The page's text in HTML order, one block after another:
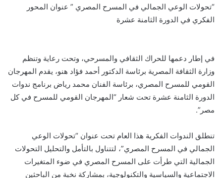
“تحولات الوعي الجمالي في المسرح المصري ” عنوان المحور
الفكري في الدورة الثامنة عشرة
في إطار دعمها للحراك الثقافي والمسرحي، وتحت رعاية وتنظم
وزارة الثقافة المصرية برئاسة الدكتور أحمد فؤاد هنو، يقدم المهرجان
القومي للمسرح المصري، برئاسة الفنان محمد رياض برنامج ندوات
الدورة الثامنة عشرة تحت شعار “المهرجان القومي للمسرح في كل
مصر”.
تنطلق الندوات الفكرية هذا العام تحت عنوان “تحولات الوعي
الجمالي في المسرح المصري”، لتتناول بالتأمل والتحليل التحولات
الجمالية التي طرأت على المسرح المصري في ضوء المتغيرات
الاجتماعية والسياسية والتكنولوجية، بمشاركة نخبة من الباحثين